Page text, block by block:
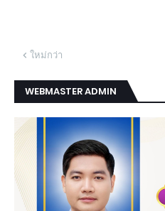
ใหม่กว่า
WEBMASTER ADMIN